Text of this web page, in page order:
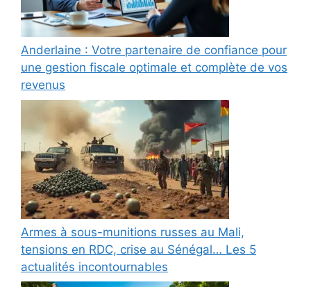
Anderlaine : Votre partenaire de confiance pour
une gestion fiscale optimale et complète de vos
revenus
Armes à sous-munitions russes au Mali,
tensions en RDC, crise au Sénégal… Les 5
actualités incontournables